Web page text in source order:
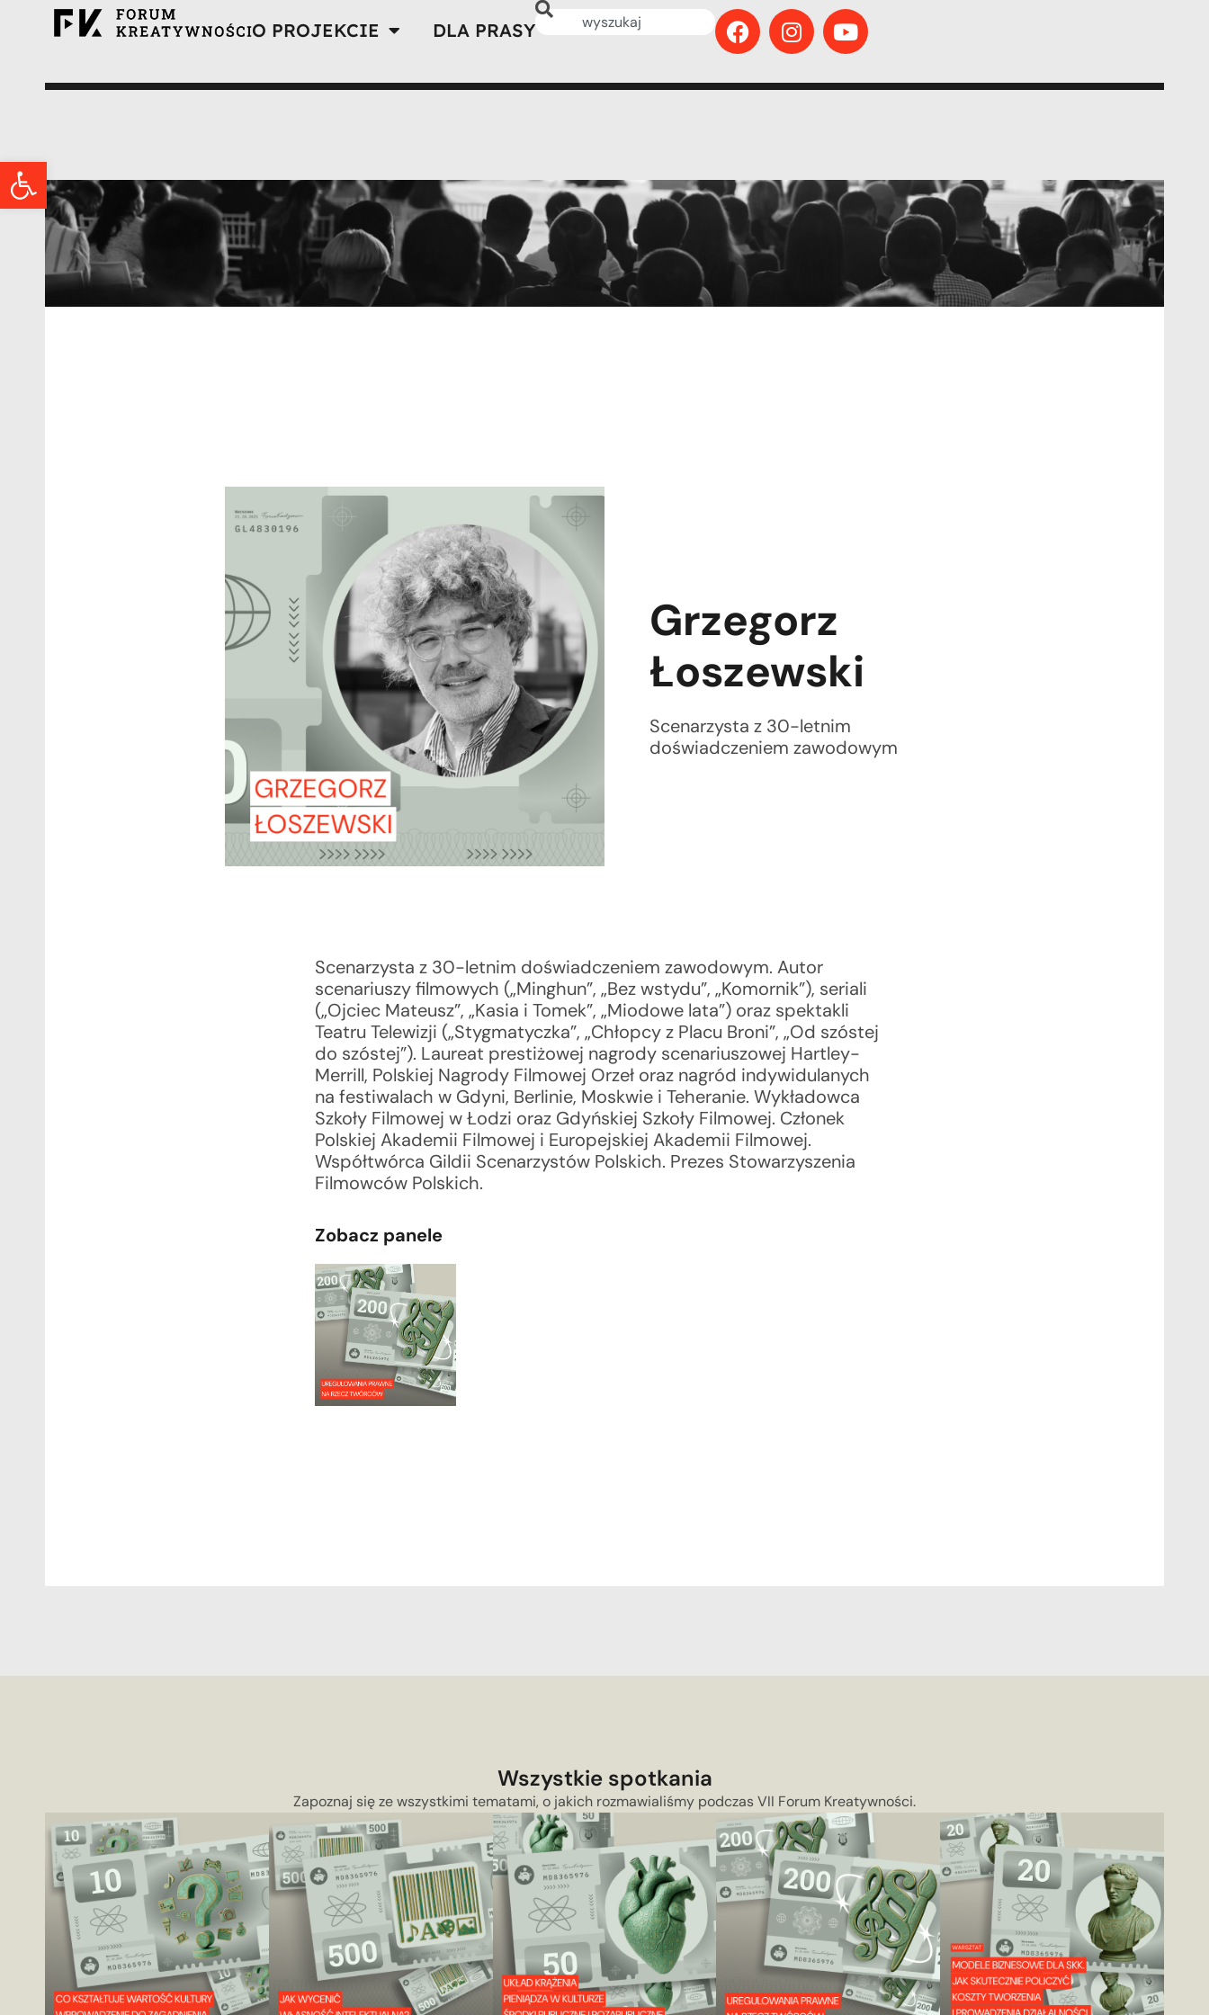
Otwórz pasek narzędzi
O PROJEKCIE DLA PRASY
Grzegorz
Łoszewski
Scenarzysta z 30-letnim
doświadczeniem zawodowym
Scenarzysta z 30-letnim doświadczeniem zawodowym. Autor
scenariuszy filmowych („Minghun”, „Bez wstydu”, „Komornik”), seriali
(„Ojciec Mateusz”, „Kasia i Tomek”, „Miodowe lata”) oraz spektakli
Teatru Telewizji („Stygmatyczka”, „Chłopcy z Placu Broni”, „Od szóstej
do szóstej”). Laureat prestiżowej nagrody scenariuszowej Hartley-
Merrill, Polskiej Nagrody Filmowej Orzeł oraz nagród indywidulanych
na festiwalach w Gdyni, Berlinie, Moskwie i Teheranie. Wykładowca
Szkoły Filmowej w Łodzi oraz Gdyńskiej Szkoły Filmowej. Członek
Polskiej Akademii Filmowej i Europejskiej Akademii Filmowej.
Współtwórca Gildii Scenarzystów Polskich. Prezes Stowarzyszenia
Filmowców Polskich.
Zobacz panele
Wszystkie spotkania
Zapoznaj się ze wszystkimi tematami, o jakich rozmawialiśmy podczas VII Forum Kreatywności.